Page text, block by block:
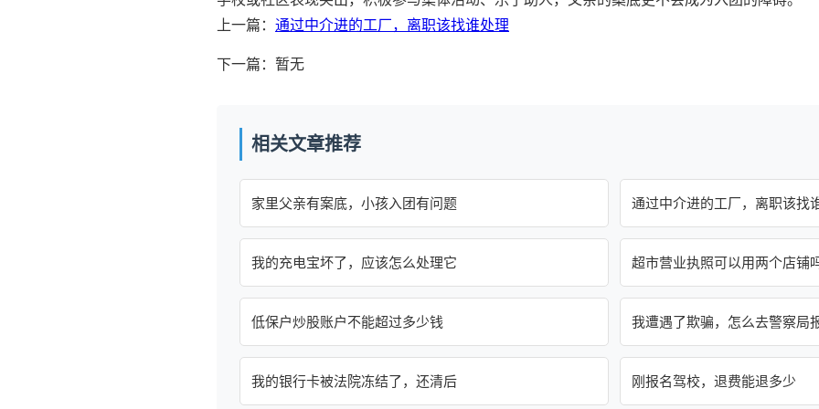
上一篇： 通过中介进的工厂，离职该找谁处理
下一篇：暂无
相关文章推荐
家里父亲有案底，小孩入团有问题 通过中介进的工厂，离职该找
我的充电宝坏了，应该怎么处理它 超市营业执照可以用两个店铺
低保户炒股账户不能超过多少钱 我遭遇了欺骗，怎么去警察局
我的银行卡被法院冻结了，还清后 刚报名驾校，退费能退多少